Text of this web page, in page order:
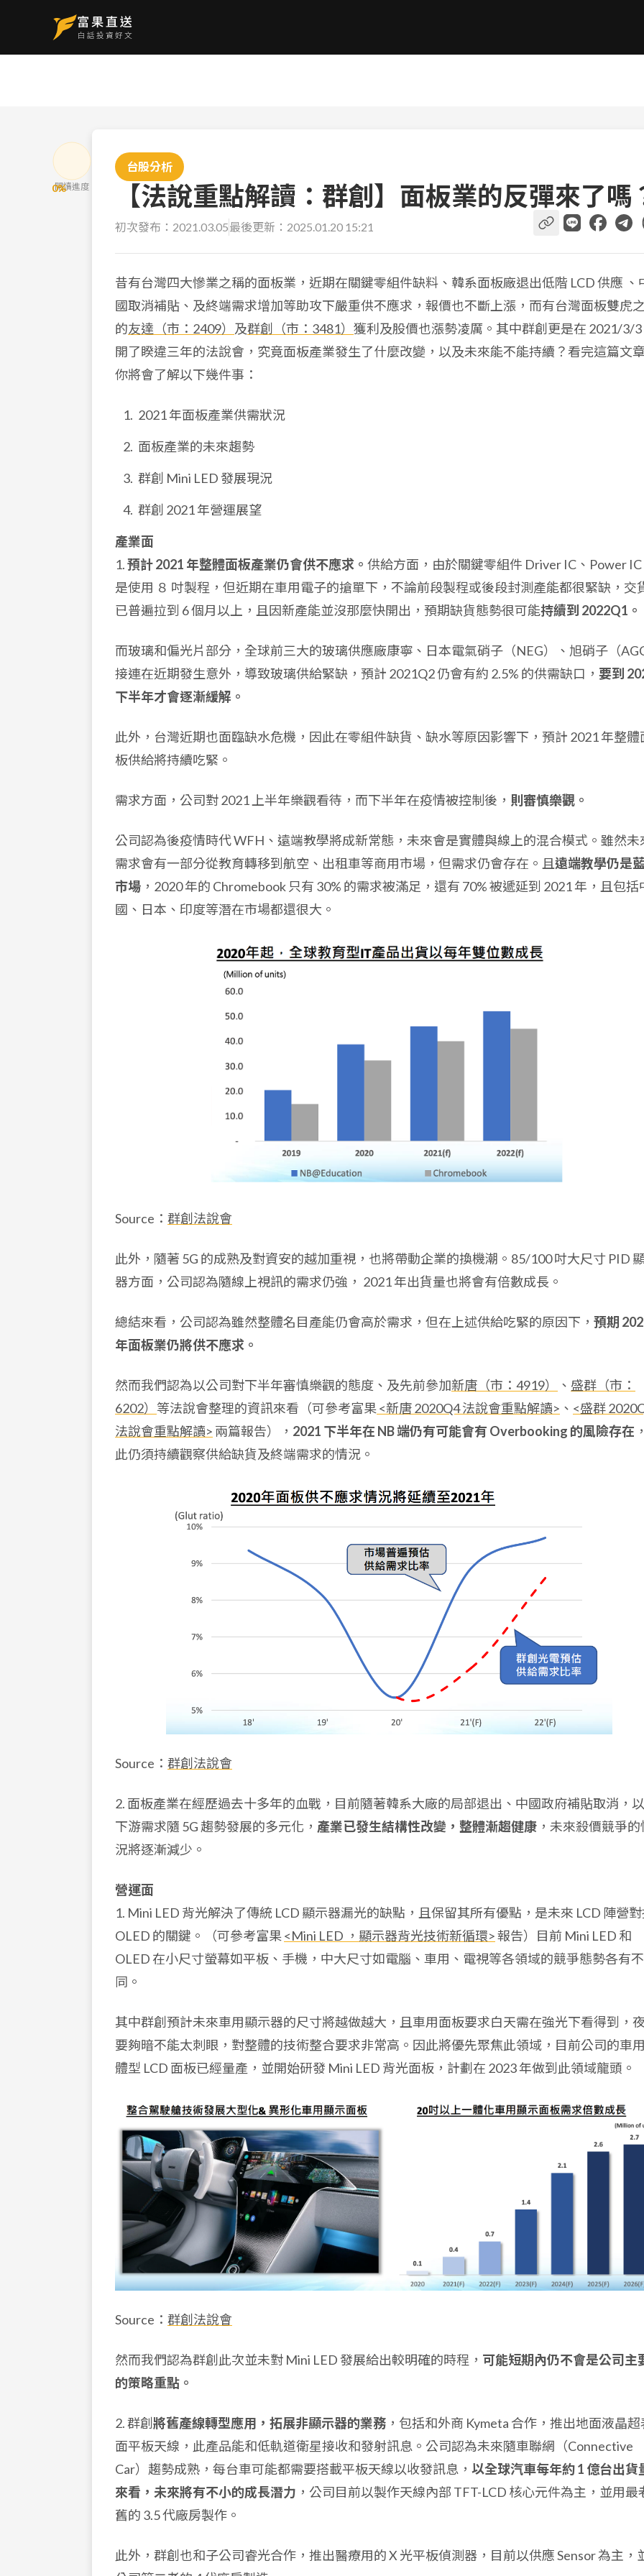
0%
閱讀進度
台股分析
【法說重點解讀：群創】面板業的反彈來了嗎
初次發布： 2021.03.05最後更新： 2025.01.20 15:21
昔有台灣四大慘業之稱的面板業，近期在關鍵零組件缺料、韓系面板廠退出低階 LCD 供應 、
國取消補貼、及終端需求增加等助攻下嚴重供不應求，報價也不斷上漲，而有台灣面板雙虎
的友達（市：2409） 及群創（市：3481） 獲利及股價也漲勢凌厲。其中群創更是在 2021/3/3
開了睽違三年的法說會，究竟面板產業發生了什麼改變，以及未來能不能持續？看完這篇文
你將會了解以下幾件事：
2021 年面板產業供需狀況
面板產業的未來趨勢
群創 Mini LED 發展現況
群創 2021 年營運展望
產業面
1.預計 2021 年整體面板產業仍會供不應求。 供給方面，由於關鍵零組件 Driver IC、Power IC
是使用 ８ 吋製程，但近期在車用電子的搶單下，不論前段製程或後段封測產能都很緊缺，交
已普遍拉到 6 個月以上，且因新產能並沒那麼快開出，預期缺貨態勢很可能持續到 2022Q1。
而玻璃和偏光片部分，全球前三大的玻璃供應廠康寧、日本電氣硝子（NEG）、旭硝子（
接連在近期發生意外，導致玻璃供給緊缺，預計 2021Q2 仍會有約 2.5% 的供需缺口， 要到
下半年才會逐漸緩解。
此外，台灣近期也面臨缺水危機，因此在零組件缺貨、缺水等原因影響下，預計 2021 年整體
板供給將持續吃緊。
需求方面，公司對 2021 上半年樂觀看待，而下半年在疫情被控制後， 則審慎樂觀。
公司認為後疫情時代 WFH、遠端教學將成新常態，未來會是實體與線上的混合模式。雖然未
需求會有一部分從教育轉移到航空、出租車等商用市場，但需求仍會存在。且遠端教學仍是
市場 ，2020 年的 Chromebook 只有 30% 的需求被滿足，還有 70% 被遞延到 2021 年，且包括
國、日本、印度等潛在市場都還很大。
Source： 群創法說會
此外，隨著 5G 的成熟及對資安的越加重視，也將帶動企業的換機潮。85/100 吋大尺寸 PID
器方面，公司認為隨線上視訊的需求仍強， 2021 年出貨量也將會有倍數成長。
總結來看，公司認為雖然整體名目產能仍會高於需求，但在上述供給吃緊的原因下， 預期
年面板業仍將供不應求。
然而我們認為以公司對下半年審慎樂觀的態度、及先前參加新唐（市：4919） 、 盛群（市：
6202） 等法說會整理的資訊來看（可參考富果<新唐 2020Q4 法說會重點解讀> 、 <盛群
法說會重點解讀> 兩篇報告） ， 2021 下半年在 NB 端仍有可能會有 Overbooking 的風險存在
此仍須持續觀察供給缺貨及終端需求的情況。
Source： 群創法說會
2. 面板產業在經歷過去十多年的血戰，目前隨著韓系大廠的局部退出、中國政府補貼取消，
下游需求隨 5G 趨勢發展的多元化， 產業已發生結構性改變，整體漸趨健康 ，未來殺價競爭的
況將逐漸減少。
營運面
1. Mini LED 背光解決了傳統 LCD 顯示器漏光的缺點，且保留其所有優點，是未來 LCD 陣營
OLED 的關鍵。（可參考富果<Mini LED ，顯示器背光技術新循環>報告）目前 Mini LED 和
OLED 在小尺寸螢幕如平板、手機，中大尺寸如電腦、車用、電視等各領域的競爭態勢各有不
同。
其中群創預計未來車用顯示器的尺寸將越做越大，且車用面板要求白天需在強光下看得到，
要夠暗不能太刺眼，對整體的技術整合要求非常高。因此將優先聚焦此領域，目前公司的車
體型 LCD 面板已經量產，並開始研發 Mini LED 背光面板，計劃在 2023 年做到此領域龍頭。
Source： 群創法說會
然而我們認為群創此次並未對 Mini LED 發展給出較明確的時程， 可能短期內仍不會是公司主
的策略重點。
2. 群創 將舊產線轉型應用，拓展非顯示器的業務 ，包括和外商 Kymeta 合作，推出地面液晶超
面平板天線，此產品能和低軌道衛星接收和發射訊息。公司認為未來隨車聯網（Connective
Car）趨勢成熟，每台車可能都需要搭載平板天線以收發訊息， 以全球汽車每年約 1 億台出貨
來看，未來將有不小的成長潛力 ，公司目前以製作天線內部 TFT-LCD 核心元件為主，並用最
舊的 3.5 代廠房製作。
此外，群創也和子公司睿光合作，推出醫療用的 X 光平板偵測器，目前以供應 Sensor 為主，